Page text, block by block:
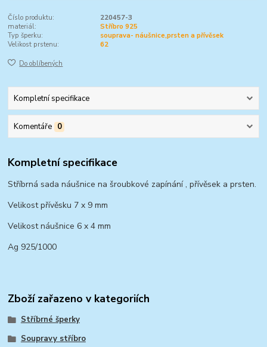
Číslo produktu:
220457-3
materiál:
Stříbro 925
Typ šperku:
souprava- náušnice,prsten a přívěsek
Velikost prstenu:
62
Do oblíbených
Kompletní specifikace
Komentáře 0
Kompletní specifikace
Stříbrná sada náušnice na šroubkové zapínání , přívěsek a prsten.
Velikost přívěsku 7 x 9 mm
Velikost náušnice 6 x 4 mm
Ag 925/1000
Zboží zařazeno v kategoriích
Stříbrné šperky
Soupravy stříbro